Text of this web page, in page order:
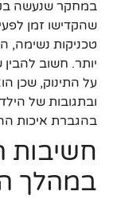
במחקר שנעשה
שהקדישו זמן
טכניקות נשימה,
יותר. חשוב
על התינוק, שכן
ובתגובות של
בהגברת איכות
חשיבות
במהלך